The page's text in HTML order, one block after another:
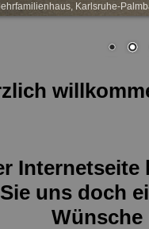
Karlsruhe-
uns doch